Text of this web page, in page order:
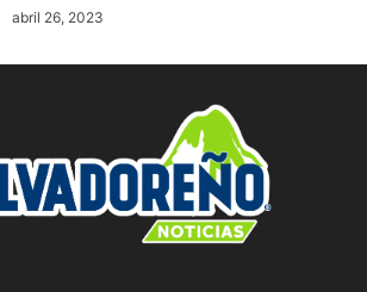
abril 26, 2023